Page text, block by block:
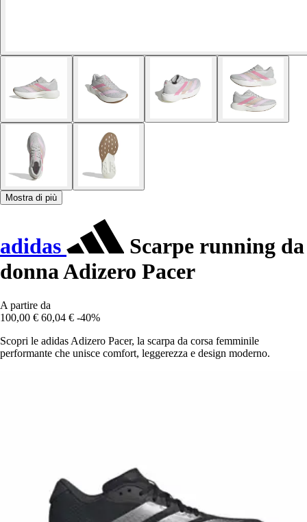
Mostra di più
adidas
Scarpe running da
donna Adizero Pacer
A partire da
100,00 € 60,04 € -40%
Scopri le adidas Adizero Pacer, la scarpa da corsa femminile
performante che unisce comfort, leggerezza e design moderno.